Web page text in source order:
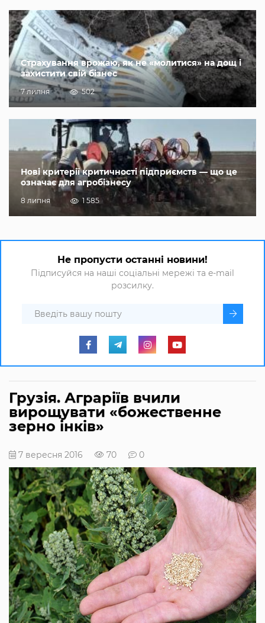
Страхування врожаю, як не «молитися» на дощ і
захистити свій бізнес
7 липня 502
Нові критерії критичності підприємств — що це
означає для агробізнесу
8 липня 1 585
Не пропусти останні новини!
Підписуйся на наші соціальні мережі та e-mail
розсилку.
Грузія. Аграріїв вчили
вирощувати «божественне
зерно інків»
7 вересня 2016 70 0